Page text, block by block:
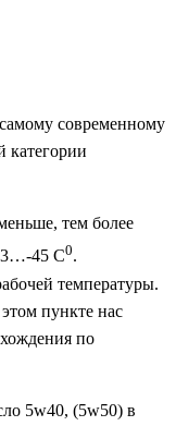
современному
категории
тем более
45 С0.
температуры.
пункте нас
по
5w40, (5w50) в